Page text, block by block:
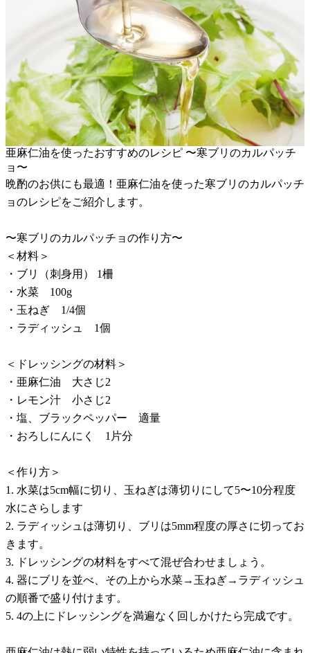
亜麻仁油を使ったおすすめのレシピ 〜寒ブリのカルパッチ
ョ〜
晩酌のお供にも最適！亜麻仁油を使った寒ブリのカルパッチ
ョのレシピをご紹介します。
〜寒ブリのカルパッチョの作り方〜
＜材料＞
・ブリ（刺身用） 1柵
・水菜 100g
・玉ねぎ 1/4個
・ラディッシュ 1個
＜ドレッシングの材料＞
・亜麻仁油 大さじ2
・レモン汁 小さじ2
・塩、ブラックペッパー 適量
・おろしにんにく 1片分
＜作り方＞
1. 水菜は5cm幅に切り、玉ねぎは薄切りにして5〜10分程度
水にさらします
2. ラディッシュは薄切り、ブリは5mm程度の厚さに切ってお
きます。
3. ドレッシングの材料をすべて混ぜ合わせましょう。
4. 器にブリを並べ、その上から水菜→玉ねぎ→ラディッシュ
の順番で盛り付けます。
5. 4の上にドレッシングを満遍なく回しかけたら完成です。